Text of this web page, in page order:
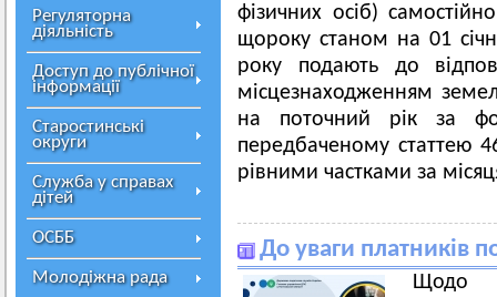
Регуляторна
діяльність
Доступ до публічної
інформації
Старостинські
округи
Служба у справах
дітей
ОСББ
Молодіжна рада
фізичних осіб)
щороку станом на 01
року подають до
місцезнаходженням
на поточний рік за
передбаченому статтею
рівними частками за
До уваги платників